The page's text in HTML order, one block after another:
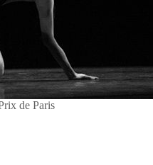
de Paris